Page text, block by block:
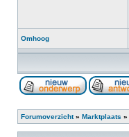
Omhoog
Forumoverzicht» Marktplaats »